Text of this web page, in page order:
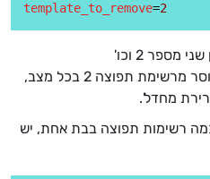
template_to_remove=2
מספר 2 וכו'
בדוגמה הנ"ל - המספר ייחסם/יוסר מרשימת תפוצה 2 בכל מצב,
מחדל'.
רשימות תפוצה בבת אחת, יש